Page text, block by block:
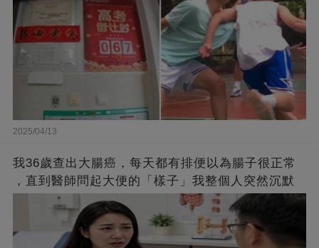
2025/04/13
我36歲查出大腸癌，每天都有排便以為腸子很正常
，直到醫師問起大便的「樣子」我整個人突然沉默